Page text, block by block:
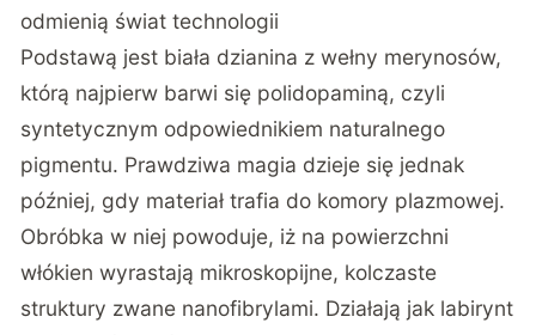
odmienią świat technologii
Podstawą jest biała dzianina z wełny merynosów,
którą najpierw barwi się polidopaminą, czyli
syntetycznym odpowiednikiem naturalnego
pigmentu. Prawdziwa magia dzieje się jednak
później, gdy materiał trafia do komory plazmowej.
Obróbka w niej powoduje, iż na powierzchni
włókien wyrastają mikroskopijne, kolczaste
struktury zwane nanofibrylami. Działają jak labirynt